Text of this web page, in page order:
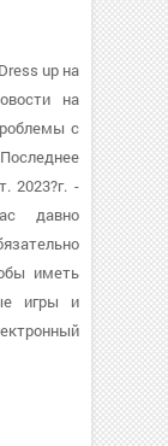
up на
на
с
2023?г. -
давно
иметь
игры и